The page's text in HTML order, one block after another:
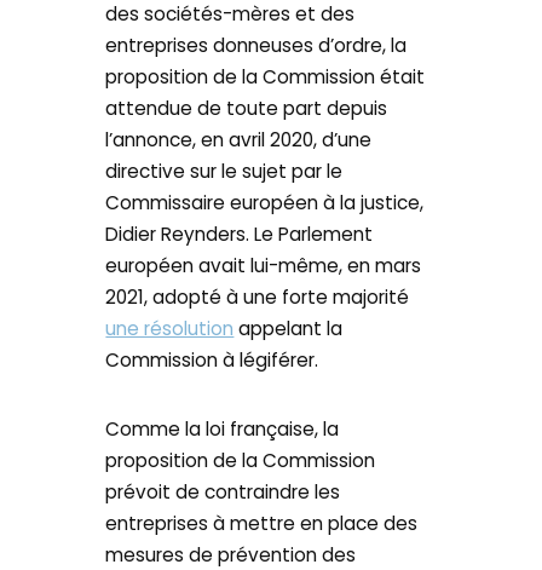
des sociétés-mères et des
entreprises donneuses d’ordre, la
proposition de la Commission était
attendue de toute part depuis
l’annonce, en avril 2020, d’une
directive sur le sujet par le
Commissaire européen à la justice,
Didier Reynders. Le Parlement
européen avait lui-même, en mars
2021, adopté à une forte majorité
une résolution appelant la
Commission à légiférer.
Comme la loi française, la
proposition de la Commission
prévoit de contraindre les
entreprises à mettre en place des
mesures de prévention des